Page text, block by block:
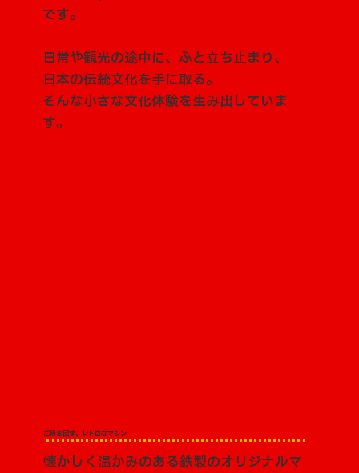
です。
日常や観光の途中に、ふと立ち止まり、
日本の伝統文化を手に取る。
そんな小さな文化体験を生み出していま
す。
ご縁を回す、レトロなマシン
懐かしく温かみのある鉄製のオリジナルマ